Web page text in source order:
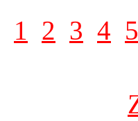
1 2 3 4 5